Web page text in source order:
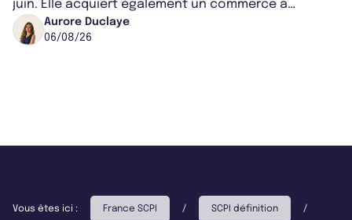
juin. Elle acquiert également un commerce à
Worcester, place une plateforme logisti...
Aurore Duclaye
06/08/26
Vous êtes ici : France SCPI / SCPI définition /